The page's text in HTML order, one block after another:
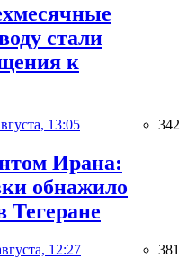
стали
к
13:05 342
Ирана:
обнажило
Тегеране
12:27 381